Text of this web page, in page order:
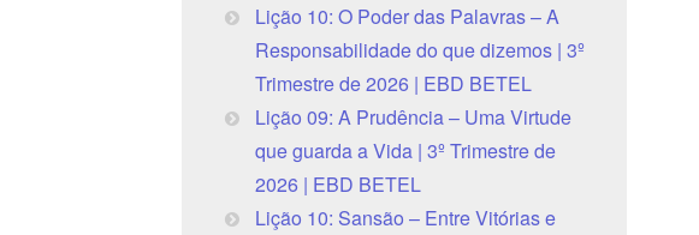
Lição 10: O Poder das Palavras – A
Responsabilidade do que dizemos | 3º
Trimestre de 2026 | EBD BETEL
Lição 09: A Prudência – Uma Virtude
que guarda a Vida | 3º Trimestre de
2026 | EBD BETEL
Lição 10: Sansão – Entre Vitórias e